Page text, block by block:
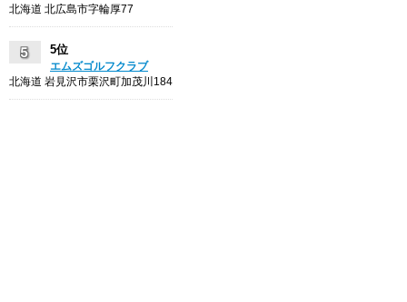
北海道 北広島市字輪厚77
5位
エムズゴルフクラブ
北海道 岩見沢市栗沢町加茂川184